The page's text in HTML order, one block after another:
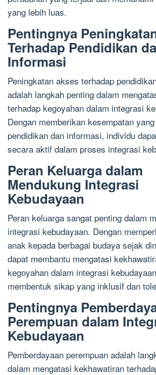
yang lebih luas.
Pentingnya
Terhadap Pendidikan
Informasi
Peningkatan akses terhadap
adalah langkah penting dalam
terhadap kegoyahan dalam integrasi
Dengan memberikan kesempatan
pendidikan dan informasi, individu
secara aktif dalam proses integrasi
Peran Keluarga dalam
Mendukung Integrasi
Kebudayaan
Peran keluarga sangat penting dalam
integrasi kebudayaan. Dengan
anak kepada berbagai budaya sejak
dapat membantu mengatasi
kegoyahan dalam integrasi
membentuk sikap yang inklusif dan
Pentingnya
Perempuan dalam
Kebudayaan
Pemberdayaan perempuan adalah
dalam mengatasi kekhawatiran